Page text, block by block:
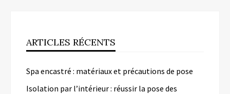
ARTICLES RÉCENTS
Spa encastré : matériaux et précautions de pose
Isolation par l’intérieur : réussir la pose des